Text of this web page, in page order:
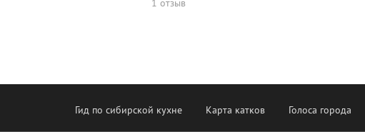
1 отзыв
Гид по сибирской кухне Карта катков Голоса города